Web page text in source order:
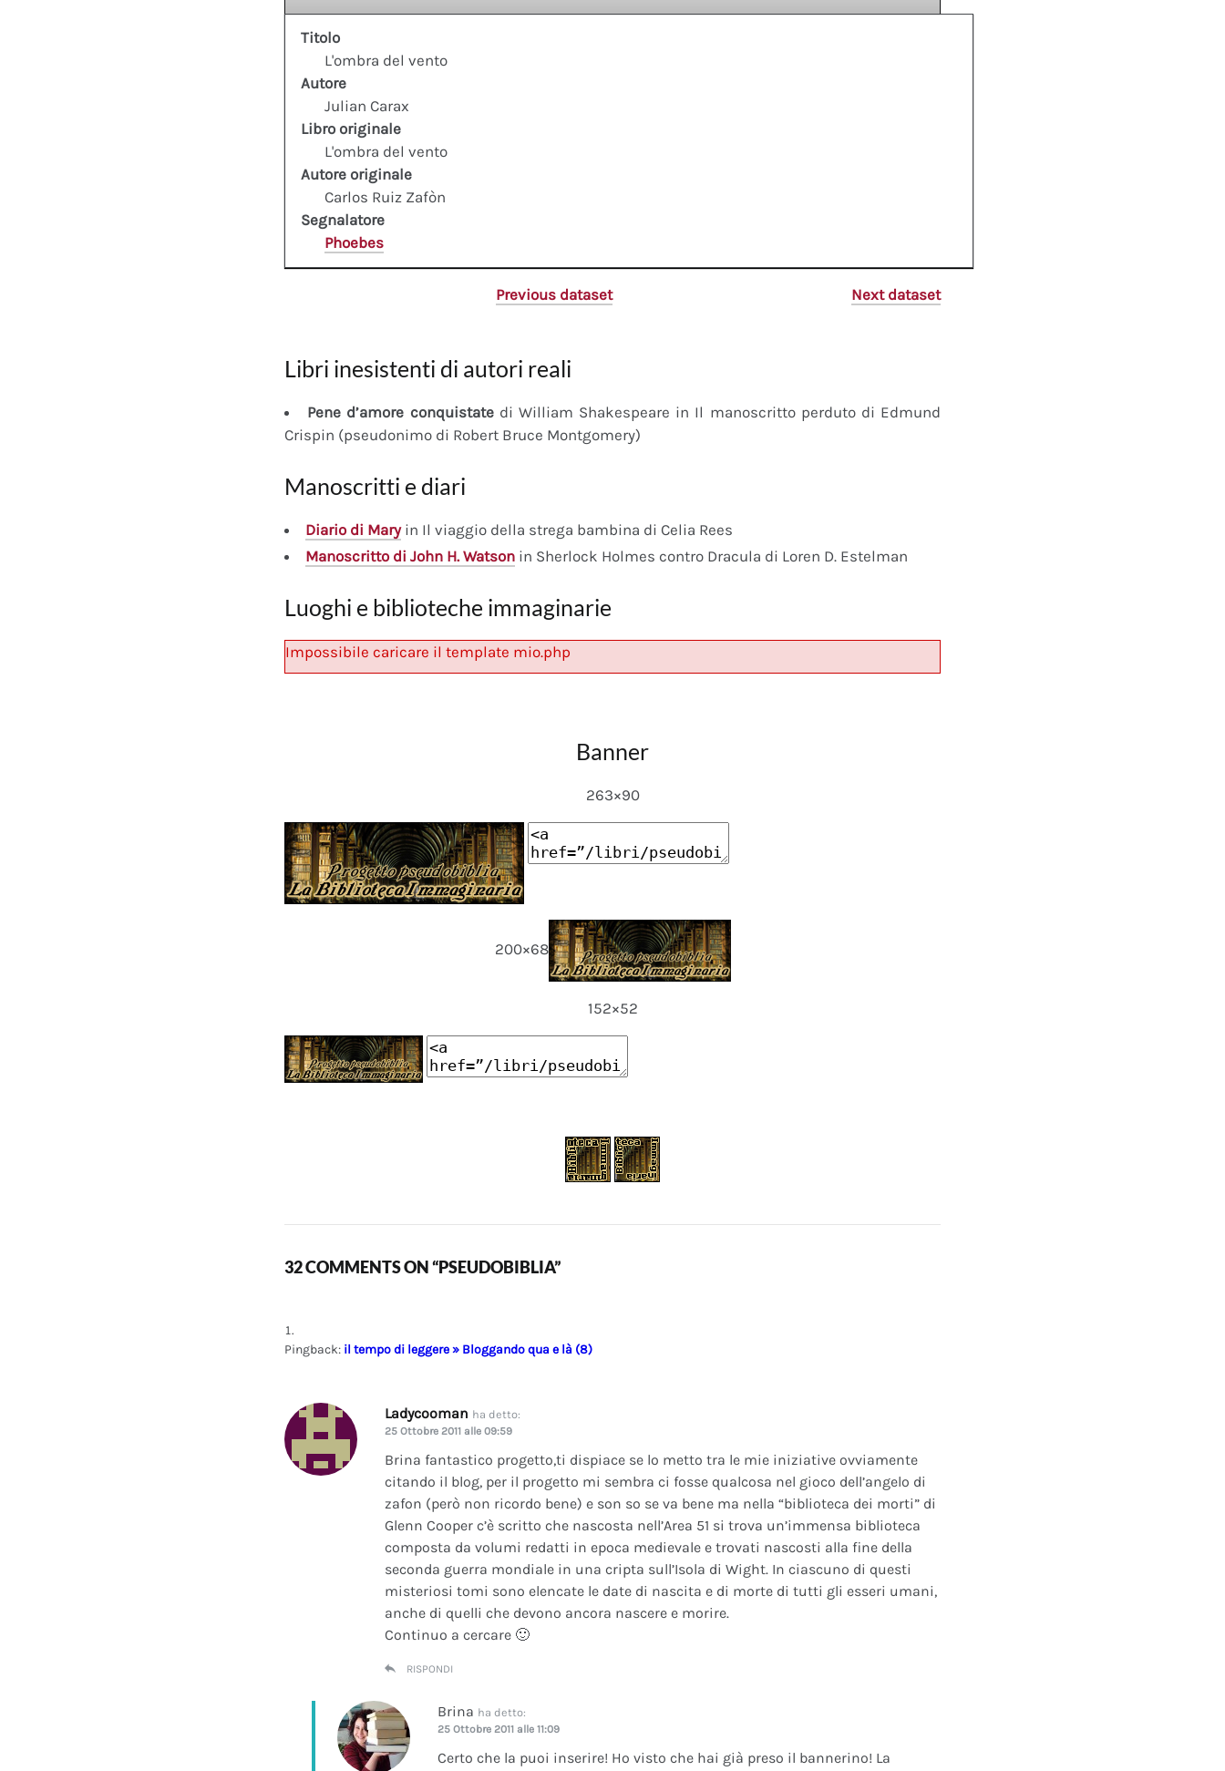
Titolo
L'ombra del vento
Autore
Julian Carax
Libro originale
L'ombra del vento
Autore originale
Carlos Ruiz Zafòn
Segnalatore
Phoebes
Previous dataset Next dataset
Libri inesistenti di autori reali
Pene d’amore conquistatedi William Shakespeare in Il manoscritto perduto di Edmund
Crispin (pseudonimo di Robert Bruce Montgomery)
Manoscritti e diari
Diario di Maryin Il viaggio della strega bambina di Celia Rees
Manoscritto di John H. Watson in Sherlock Holmes contro Dracula di Loren D. Estelman
Luoghi e biblioteche immaginarie
Impossibile caricare il template mio.php
Banner
263×90
200×68
152×52
32 COMMENTS ON “PSEUDOBIBLIA”
Pingback: il tempo di leggere » Bloggando qua e là (8)
Ladycooman ha detto:
25 Ottobre 2011 alle 09:59
Brina fantastico progetto,ti dispiace se lo metto tra le mie iniziative ovviamente
citando il blog, per il progetto mi sembra ci fosse qualcosa nel gioco dell’angelo di
zafon (però non ricordo bene) e son so se va bene ma nella “biblioteca dei morti” di
Glenn Cooper c’è scritto che nascosta nell’Area 51 si trova un’immensa biblioteca
composta da volumi redatti in epoca medievale e trovati nascosti alla fine della
seconda guerra mondiale in una cripta sull’Isola di Wight. In ciascuno di questi
misteriosi tomi sono elencate le date di nascita e di morte di tutti gli esseri umani,
anche di quelli che devono ancora nascere e morire.
Continuo a cercare 🙂
RISPONDI
Brina ha detto:
25 Ottobre 2011 alle 11:09
Certo che la puoi inserire! Ho visto che hai già preso il bannerino! La